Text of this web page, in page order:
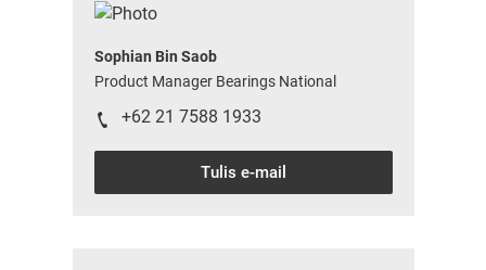
Sophian Bin Saob
Product Manager Bearings National
+62 21 7588 1933
Tulis e-mail